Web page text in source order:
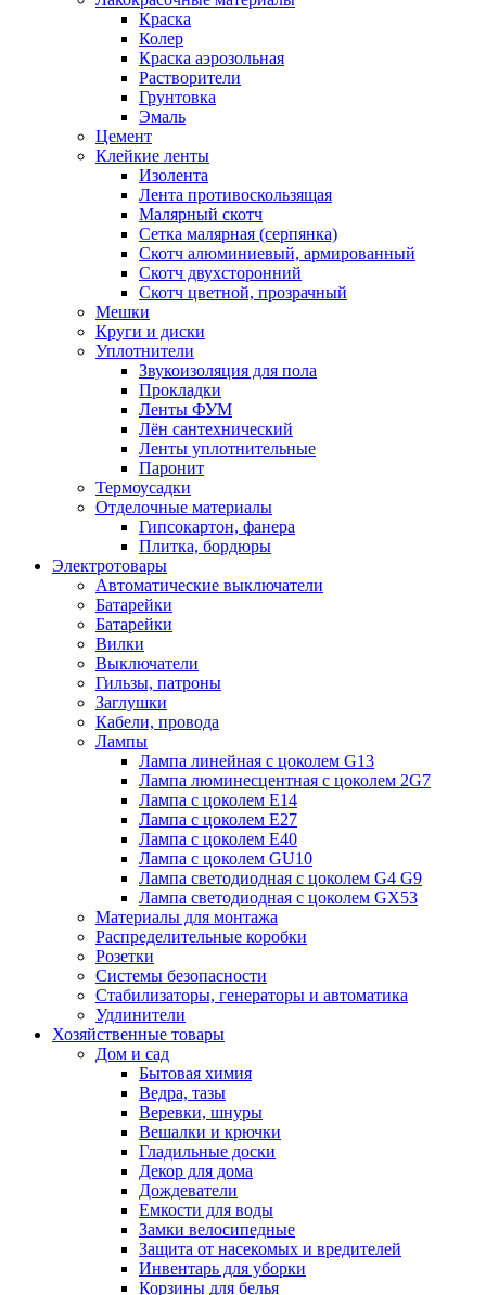
Краска
Колер
Краска аэрозольная
Растворители
Грунтовка
Эмаль
Цемент
Клейкие ленты
Изолента
Лента противоскользящая
Малярный скотч
Сетка малярная (серпянка)
Скотч алюминиевый, армированный
Скотч двухсторонний
Скотч цветной, прозрачный
Мешки
Круги и диски
Уплотнители
Звукоизоляция для пола
Прокладки
Ленты ФУМ
Лён сантехнический
Ленты уплотнительные
Паронит
Термоусадки
Отделочные материалы
Гипсокартон, фанера
Плитка, бордюры
Электротовары
Автоматические выключатели
Батарейки
Батарейки
Вилки
Выключатели
Гильзы, патроны
Заглушки
Кабели, провода
Лампы
Лампа линейная с цоколем G13
Лампа люминесцентная с цоколем 2G7
Лампа с цоколем E14
Лампа с цоколем E27
Лампа с цоколем E40
Лампа с цоколем GU10
Лампа светодиодная с цоколем G4 G9
Лампа светодиодная с цоколем GX53
Материалы для монтажа
Распределительные коробки
Розетки
Системы безопасности
Стабилизаторы, генераторы и автоматика
Удлинители
Хозяйственные товары
Дом и сад
Бытовая химия
Ведра, тазы
Веревки, шнуры
Вешалки и крючки
Гладильные доски
Декор для дома
Дождеватели
Емкости для воды
Замки велосипедные
Защита от насекомых и вредителей
Инвентарь для уборки
Корзины для белья